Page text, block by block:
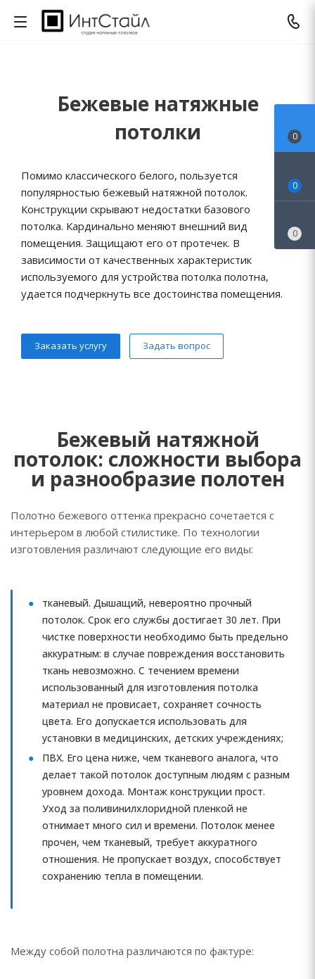
Бежевые натяжные
потолки
Помимо классического белого, пользуется
популярностью бежевый натяжной потолок.
Конструкции скрывают недостатки базового
потолка. Кардинально меняют внешний вид
помещения. Защищают его от протечек. В
зависимости от качественных характеристик
используемого для устройства потолка полотна,
удается подчеркнуть все достоинства помещения.
Заказать услугу Задать вопрос
Бежевый натяжной
потолок: сложности выбора
и разнообразие полотен
Полотно бежевого оттенка прекрасно сочетается с
интерьером в любой стилистике. По технологии
изготовления различают следующие его виды:
тканевый. Дышащий, невероятно прочный
потолок. Срок его службы достигает 30 лет. При
чистке поверхности необходимо быть предельно
аккуратным: в случае повреждения восстановить
ткань невозможно. С течением времени
использованный для изготовления потолка
материал не провисает, сохраняет сочность
цвета. Его допускается использовать для
установки в медицинских, детских учреждениях;
ПВХ. Его цена ниже, чем тканевого аналога, что
делает такой потолок доступным людям с разным
уровнем дохода. Монтаж конструкции прост.
Уход за поливинилхлоридной пленкой не
отнимает много сил и времени. Потолок менее
прочен, чем тканевый, требует аккуратного
отношения. Не пропускает воздух, способствует
сохранению тепла в помещении.
Между собой полотна различаются по фактуре:
0
0
0